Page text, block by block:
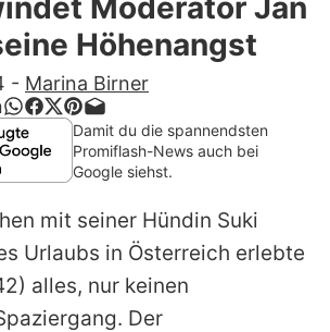
Stars
Filme & Serien
Lifestyle
Familie & Liebe
Themen auf Promiflash
Jobs
Moderator Jan
Höhenangst
- Marina Birner
Damit du die spannendsten
Promiflash-News auch bei
Google siehst.
mit seiner Hündin Suki
Urlaubs in Österreich erlebte
alles, nur keinen
Der